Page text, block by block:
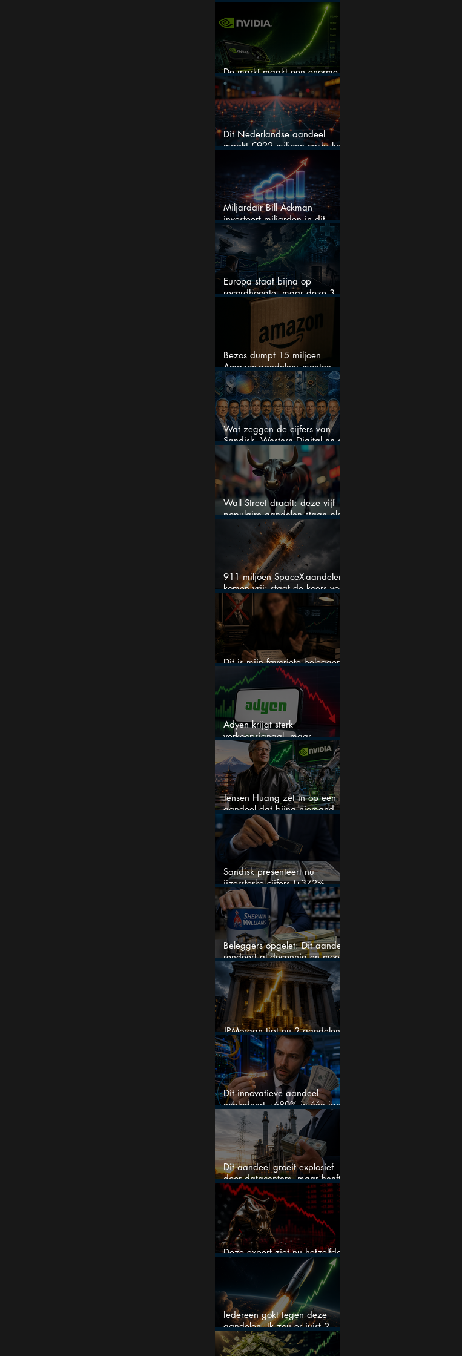
verhogen, wat er ook gebeurt
De markt maakt een enorme
fout bij Nvidia
Dit Nederlandse aandeel
maakt €922 miljoen cash: kan
dit dividendaandeel blijven
Miljardair Bill Ackman
investeert miljarden in dit
techaandeel
Europa staat bijna op
recordhoogte, maar deze 3
sectoren vallen nu op
Bezos dumpt 15 miljoen
Amazon-aandelen: moeten
beleggers zich zorgen maken?
Wat zeggen de cijfers van
Sandisk, Western Digital en de
AI-Infrastructuur aandelen mij
werkelijk
Wall Street draait: deze vijf
populaire aandelen staan plots
onder spanning
911 miljoen SpaceX-aandelen
komen vrij: staat de koers voor
een nieuwe crash?
Dit is mijn favoriete belegger…
en het is niet Warren Buffett
Adyen krijgt sterk
verkoopsignaal, maar
analisten zien juist een
koopkans
Jensen Huang zet in op een
aandeel dat bijna niemand
Sandisk presenteert nu
ijzersterke cijfers (+372%
omzetgroei), toch zakt het
aandeel weg
Beleggers opgelet: Dit aandeel
rendeert al decennia en moet
op je watchlist staan!
JPMorgan tipt nu 2 aandelen
voor augustus
Dit innovatieve aandeel
explodeert +680% in één jaar
en blijft maar stijgen
Dit aandeel groeit explosief
door datacenters, maar heeft
tientallen miljarden nodig
Deze expert ziet nu hetzelfde
als voor de crash van 1987
Iedereen gokt tegen deze
aandelen. Ik zou er juist 2
kopen